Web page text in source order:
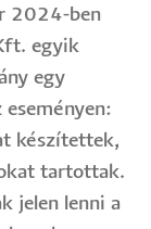
2024-ben
egyik
egy
készítettek,
tartottak.
jelen lenni a